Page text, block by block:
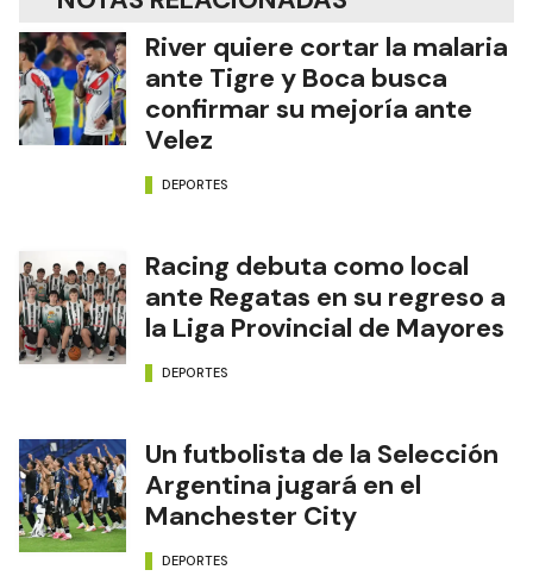
River quiere cortar la malaria
ante Tigre y Boca busca
confirmar su mejoría ante
Velez
DEPORTES
Racing debuta como local
ante Regatas en su regreso a
la Liga Provincial de Mayores
DEPORTES
Un futbolista de la Selección
Argentina jugará en el
Manchester City
DEPORTES